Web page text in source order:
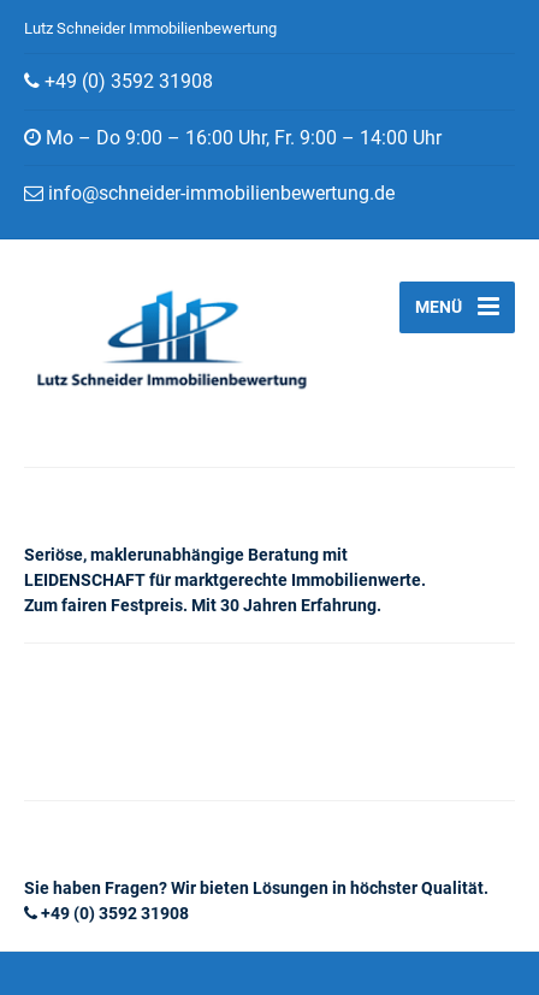
Lutz Schneider Immobilienbewertung
+49 (0) 3592 31908
Mo – Do 9:00 – 16:00 Uhr, Fr. 9:00 – 14:00 Uhr
info@schneider-immobilienbewertung.de
Seriöse, maklerunabhängige Beratung mit
LEIDENSCHAFT für marktgerechte Immobilienwerte.
Zum fairen Festpreis. Mit 30 Jahren Erfahrung.
MENÜ
Sie haben Fragen? Wir bieten Lösungen in höchster Qualität.
+49 (0) 3592 31908